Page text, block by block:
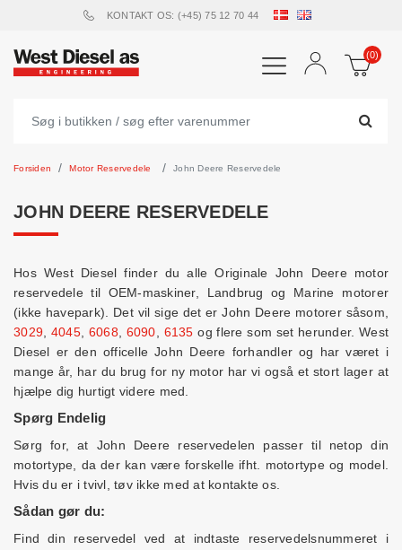
KONTAKT OS: (+45) 75 12 70 44
(0)
Forsiden Motor Reservedele John Deere Reservedele
JOHN DEERE RESERVEDELE
Hos West Diesel finder du alle Originale John Deere motor
reservedele til OEM-maskiner, Landbrug og Marine motorer
(ikke havepark). Det vil sige det er John Deere motorer såsom,
3029 4045, 6068, 6090 6135 og flere som set herunder. West
Diesel er den officelle John Deere forhandler og har været i
mange år, har du brug for ny motor har vi også et stort lager at
hjælpe dig hurtigt videre med.
Spørg Endelig
Sørg for, at John Deere reservedelen passer til netop din
motortype, da der kan være forskelle ifht. motortype og model.
Hvis du er i tvivl, tøv ikke med at kontakte os.
Sådan gør du:
Find din reservedel ved at indtaste reservedelsnummeret i